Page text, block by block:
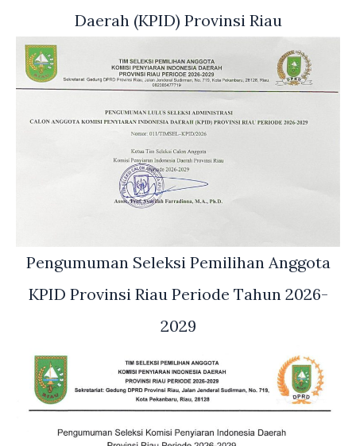
Daerah (KPID) Provinsi Riau
Pengumuman Seleksi Pemilihan Anggota
KPID Provinsi Riau Periode Tahun 2026-
2029